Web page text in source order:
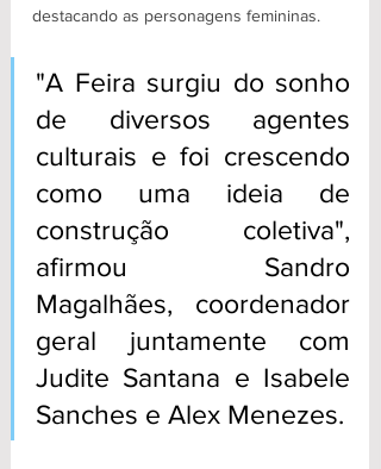
destacando as personagens femininas.
"A Feira surgiu do sonho
de diversos agentes
culturais e foi crescendo
como uma ideia de
construção coletiva",
afirmou Sandro
Magalhães, coordenador
geral juntamente com
Judite Santana e Isabele